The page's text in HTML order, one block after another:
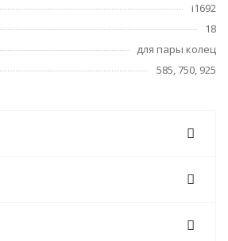
i1692
18
для пары колец
585, 750, 925